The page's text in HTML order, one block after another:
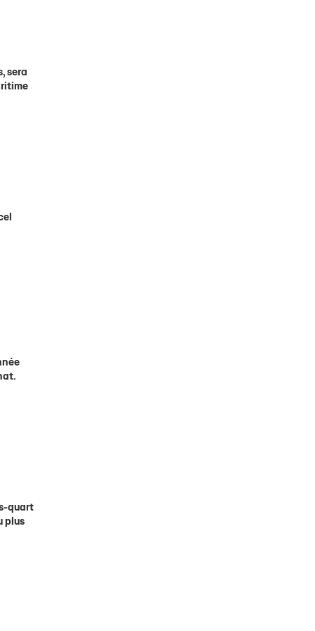
sera
quart
plus